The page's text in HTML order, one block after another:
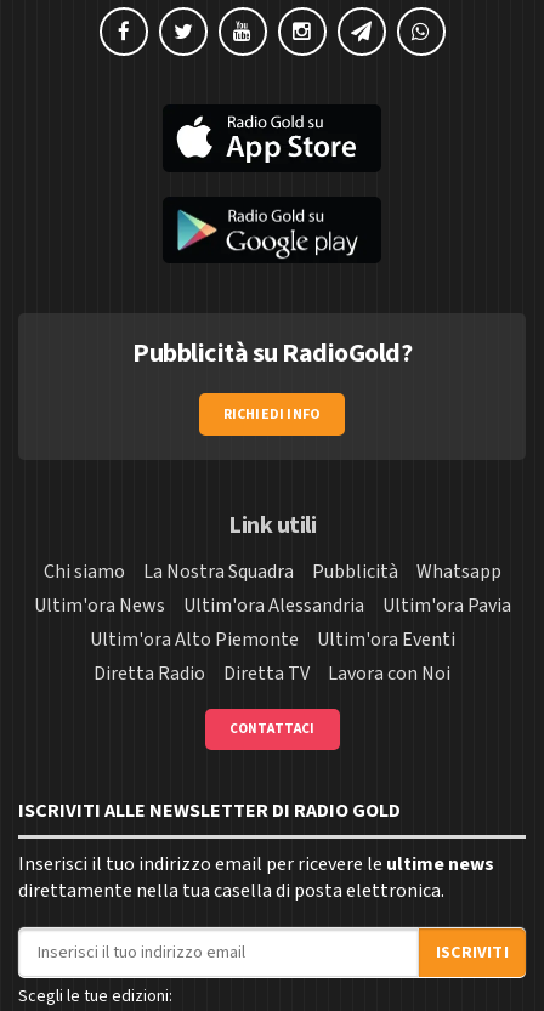
Pubblicità su RadioGold?
RICHIEDI INFO
Link utili
Chi siamo La Nostra Squadra Pubblicità
Whatsapp
Ultim'ora News
Ultim'ora Alessandria
Ultim'ora Pavia
Ultim'ora Alto Piemonte
Ultim'ora Eventi
Diretta Radio
Diretta TV Lavora con Noi
CONTATTACI
ISCRIVITI ALLE NEWSLETTER DI RADIO GOLD
Inserisci il tuo indirizzo email per ricevere le ultime news
direttamente nella tua casella di posta elettronica.
Indirizzo email
ISCRIVITI
Scegli le tue edizioni: